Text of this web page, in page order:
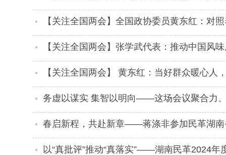
【关注全国两会】全国政协委员黄东红：对
【关注全国两会】张学武代表：推动中国风
【关注全国两会】 黄东红：当好群众暖心人
务虚以谋实 集智以明向——这场会议聚合力
春启新程，共赴新章——蒋涤非参加民革湖南
以“真批评”推动“真落实”——湖南民革2024